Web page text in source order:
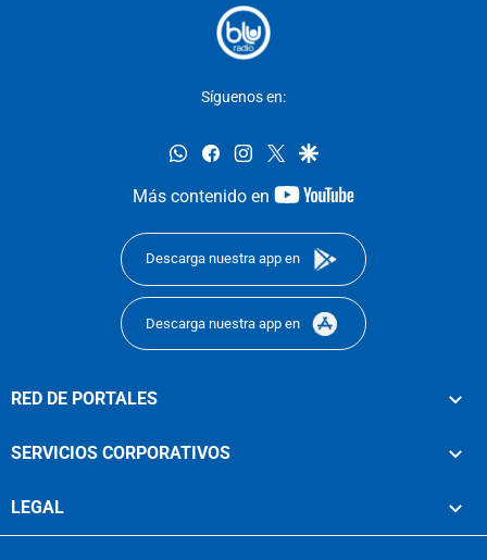
Síguenos en:
whatsappfacebookinstagram
twittergoogle
Más contenido en
youtube-
Descarga nuestra app en
Descarga nuestra app en
RED DE PORTALES
SERVICIOS CORPORATIVOS
LEGAL